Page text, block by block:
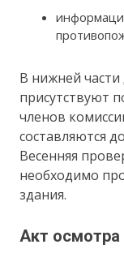
В нижней части
присутствуют
членов
составляются
Весенняя
необходимо
здания.
Акт осмотра